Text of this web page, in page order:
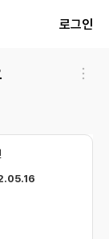
로그인